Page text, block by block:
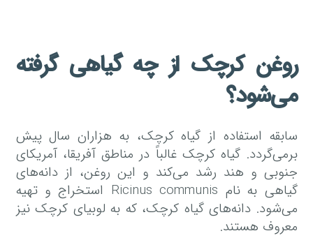
روغن کرچک از چه گیاهی گرفته
می‌شود؟
سابقه استفاده از گیاه کرچک، به هزاران سال پیش
برمی‌گردد. گیاه کرچک غالباً در مناطق آفریقا، آمریکای
جنوبی و هند رشد می‌کند و این روغن، از دانه‌های
گیاهی به نام Ricinus communis استخراج و تهیه
می‌شود. دانه‌های گیاه کرچک، که به لوبیای کرچک نیز
معروف هستند.